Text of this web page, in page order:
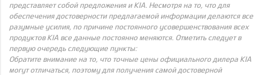
представляет собой предложения и KIA. Несмотря на то, что для
обеспечения достоверности предлагаемой информации делаются все
разумные усилия, по причине постоянного усовершенствования всех
продуктов KIA все данные постоянно меняются. Отметить следует в
первую очередь следующие пункты:
Обратите внимание на то, что точные цены официального дилера KIA
могут отличаться, поэтому для получения самой достоверной